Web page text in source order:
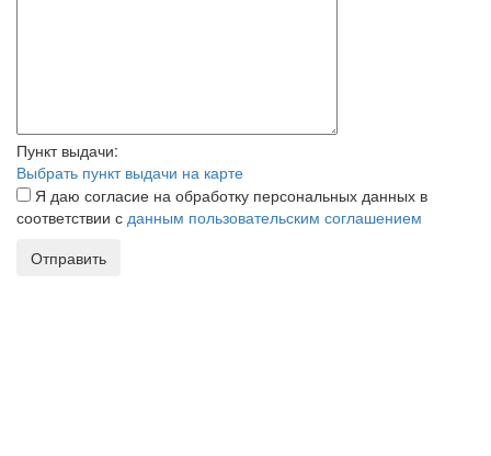
Пункт выдачи:
Выбрать пункт выдачи на карте
Я даю согласие на обработку персональных данных в
соответствии с данным пользовательским соглашением
Отправить